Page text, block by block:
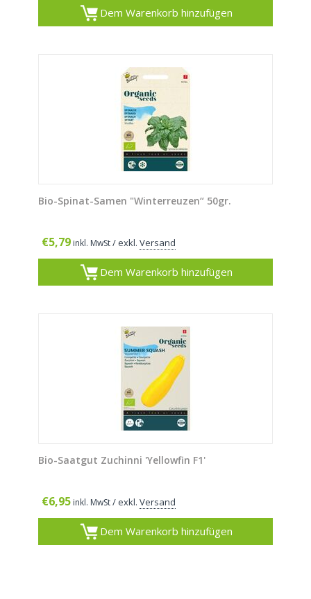
Dem Warenkorb hinzufügen
Bio-Spinat-Samen "Winterreuzen“ 50gr.
€5,79 inkl. MwSt/ exkl. Versand
Dem Warenkorb hinzufügen
Bio-Saatgut Zuchinni 'Yellowfin F1'
€6,95 inkl. MwSt/ exkl. Versand
Dem Warenkorb hinzufügen